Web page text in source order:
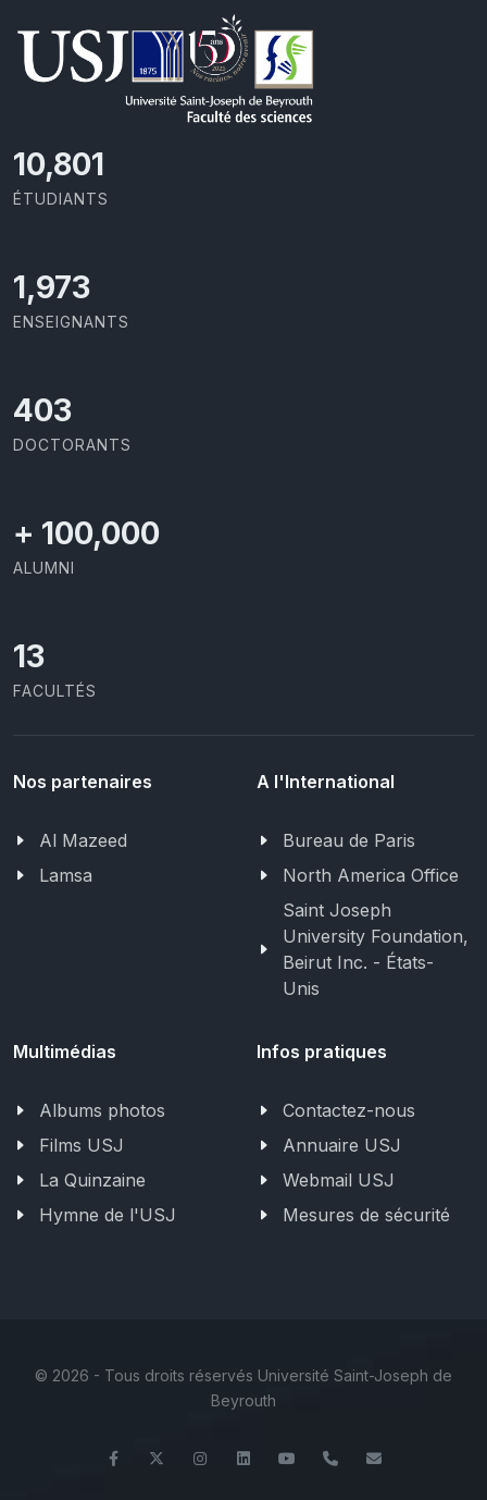
11,418
ÉTUDIANTS
2,086
ENSEIGNANTS
426
DOCTORANTS
+ 100,000
ALUMNI
13
FACULTÉS
Nos partenaires
Al Mazeed
Lamsa
A l'International
Bureau de Paris
North America Office
Saint Joseph
University Foundation,
Beirut Inc. - États-
Unis
Multimédias
Albums photos
Films USJ
La Quinzaine
Hymne de l'USJ
Infos pratiques
Contactez-nous
Annuaire USJ
Webmail USJ
Mesures de sécurité
© 2026 - Tous droits réservés Université Saint-Joseph de
Beyrouth
FacebookTwitter InstagramLinkedInYouTube+961 (1) 421 368